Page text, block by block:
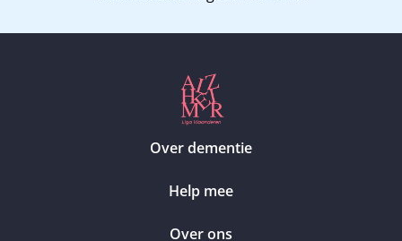
Over dementie
Help mee
Over ons